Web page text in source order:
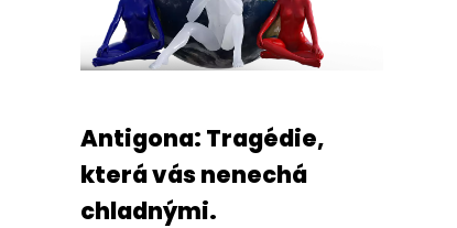
Antigona: Tragédie,
která vás nenechá
chladnými.